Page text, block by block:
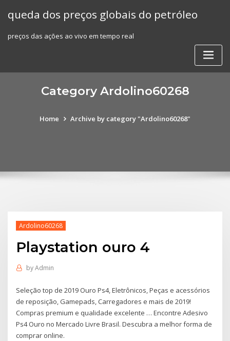
queda dos preços globais do petróleo
preços das ações ao vivo em tempo real
Category Ardolino60268
Home Archive by category "Ardolino60268"
Ardolino60268
Playstation ouro 4
byAdmin
Seleção top de 2019 Ouro Ps4, Eletrônicos, Peças e acessórios
de reposição, Gamepads, Carregadores e mais de 2019!
Compras premium e qualidade excelente … Encontre Adesivo
Ps4 Ouro no Mercado Livre Brasil. Descubra a melhor forma de
comprar online.